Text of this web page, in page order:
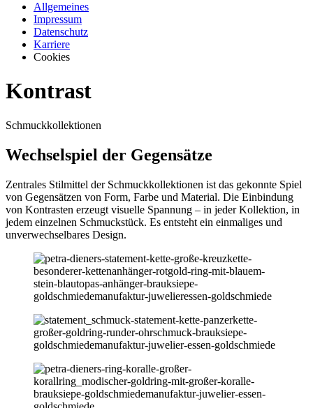
Allgemeines
Impressum
Datenschutz
Karriere
Cookies
Kontrast
Schmuckkollektionen
Wechselspiel der Gegensätze
Zentrales Stilmittel der Schmuckkollektionen ist das gekonnte Spiel
von Gegensätzen von Form, Farbe und Material. Die Einbindung
von Kontrasten erzeugt visuelle Spannung – in jeder Kollektion, in
jedem einzelnen Schmuckstück. Es entsteht ein einmaliges und
unverwechselbares Design.